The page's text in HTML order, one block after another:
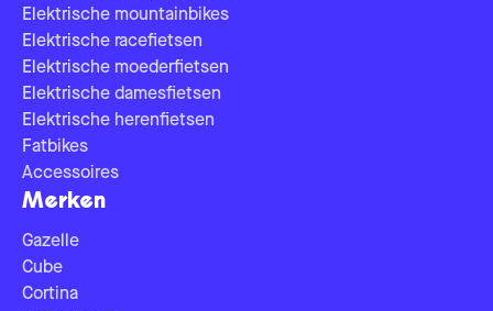
Elektrische mountainbikes
Elektrische racefietsen
Elektrische moederfietsen
Elektrische damesfietsen
Elektrische herenfietsen
Fatbikes
Accessoires
Merken
Gazelle
Cube
Cortina